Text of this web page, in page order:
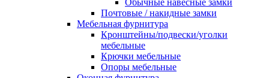
Обычные навесные замки
Почтовые / накидные замки
Мебельная фурнитура
Кронштейны/подвески/уголки
мебельные
Крючки мебельные
Опоры мебельные